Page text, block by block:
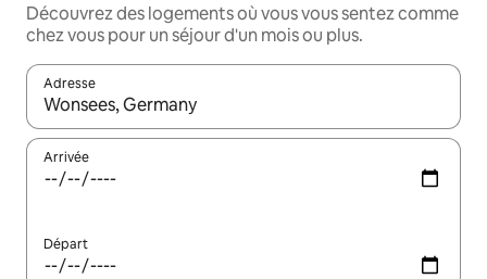
Découvrez des logements où vous vous sentez comme
chez vous pour un séjour d'un mois ou plus.
Adresse
Lorsque les résultats s'affichent, utilisez les flèches vers le
Arrivée
Départ